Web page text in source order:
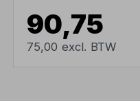
90,75
75,00 excl. BTW